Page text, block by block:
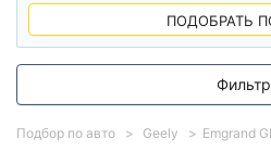
Подбор по авто Geely Emgrand
ПОДОБРАТЬ
Фильтр
Диапазон цен